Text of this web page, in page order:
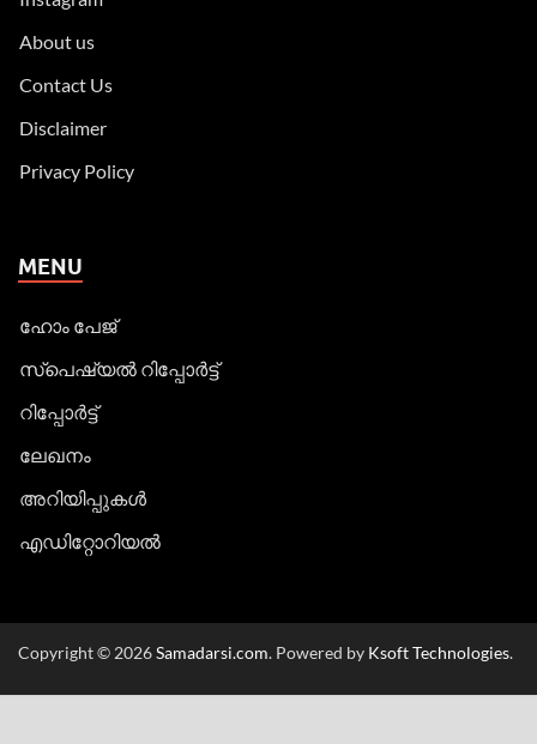
About us
Contact Us
Disclaimer
Privacy Policy
MENU
ഹോം പേജ്
സ്പെഷ്യൽ റിപ്പോര്‍ട്ട്
റിപ്പോര്‍ട്ട്
ലേഖനം
അറിയിപ്പുകള്‍
എഡിറ്റോറിയല്‍
Copyright © 2026Samadarsi.com. Powered by Ksoft Technologies.